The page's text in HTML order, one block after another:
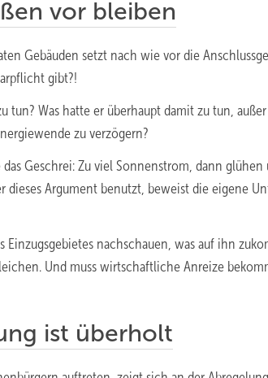
vor bleiben
Gebäuden setzt nach wie vor die
gibt?!
Was hatte er überhaupt damit zu tun,
zu verzögern?
Geschrei: Zu viel Sonnenstrom, dann
Argument benutzt, beweist die eigene
Einzugsgebietes nachschauen, was auf ihn
Und muss wirtschaftliche Anreize
ist überholt